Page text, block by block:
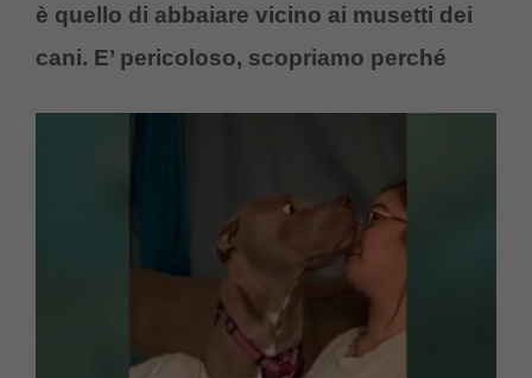
è quello di abbaiare vicino ai musetti dei
cani. E’ pericoloso, scopriamo perché